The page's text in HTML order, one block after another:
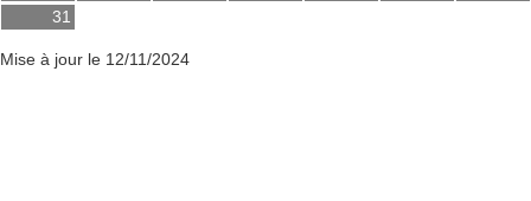
31
Mise à jour le 12/11/2024